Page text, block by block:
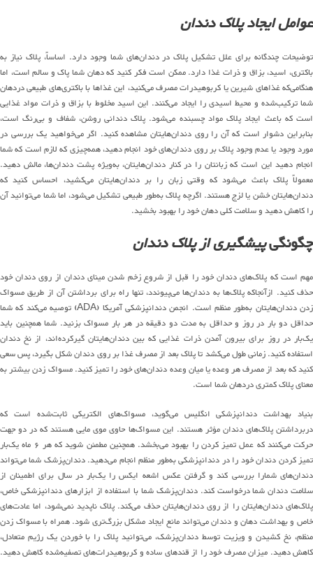
عوامل ایجاد پلاک دندان
توضیحات چندگانه برای علل تشکیل پلاک در دندان‌های شما وجود دارد. اساساً، پلاک نیاز به
باکتری، اسید، بزاق و ذرات غذا دارد. ممکن است فکر کنید که دهان شما پاک و سالم است، اما
هنگامی‌که غذاهای شیرین یا کربوهیدرات مصرف می‌کنید، این غذاها با باکتری‌های طبیعی دردهان
شما ترکیب‌شده و محیط اسیدی را ایجاد می‌کنند. این اسید مخلوط با بزاق و ذرات مواد غذایی
است که باعث ایجاد پلاک مواد چسبنده می‌شود. پلاک دندانی روشن، شفاف و بی‌رنگ است،
بنابراین دشوار است که آن را روی دندان‌هایتان مشاهده کنید. اگر می‌خواهید یک بررسی در
مورد وجود یا عدم وجود پلاک بر روی دندان‌های خود انجام دهید، همه‌چیزی که لازم است که شما
انجام دهید این است که زبانتان را در کنار دندان‌هایتان، به‌ویژه پشت دندان‌ها، مالش دهید.
معمولاً پلاک باعث می‌شود که وقتی زبان را بر دندان‌هایتان می‌کشید، احساس کنید که
دندان‌هایتان خشن یا لزج هستند. اگرچه پلاک به‌طور طبیعی تشکیل می‌شود، اما شما می‌توانید آن
را کاهش دهید و سلامت کلی دهان خود را بهبود بخشید.
چگونگیپیشگیری از پلاک دندان
مهم است که پلاک‌های دندان خود را قبل از شروع زخم شدن مینای دندان از روی دندان خود
حذف کنید. ازآنجاکه پلاک‌ها به دندان‌ها می‌پیوندد، تنها راه برای برداشتن آن از طریق مسواک
زدن دندان‌هایتان به‌طور منظم است. انجمن دندانپزشکی آمریکا (ADA) توصیه می‌کند که شما
حداقل دو بار در روز و حداقل به مدت دو دقیقه در هر بار مسواک بزنید. شما همچنین باید
یک‌بار در روز برای بیرون آمدن ذرات غذایی که بین دندان‌هایتان گیرکرده‌اند، از نخ دندان
استفاده کنید. زمانی طول می‌کشد تا پلاک بعد از مصرف غذا بر روی دندان شکل بگیرد، پس سعی
کنید که بعد از مصرف هر وعده یا میان وعده دندان‌های خود را تمیز کنید. مسواک زدن بیشتر به
معنای پلاک کمتری دردهان شما است.
بنیاد بهداشت دندانپزشکی انگلیس می‌گوید، مسواک‌های الکتریکی ثابت‌شده است که
دربرداشتن پلاک‌های دندان مؤثر هستند. این مسواک‌ها حاوی موی مایی هستند که در دو جهت
حرکت می‌کنند که عمل تمیز کردن را بهبود می‌بخشد. همچنین مطمئن شوید که هر ۶ ماه یک‌بار
تمیز کردن دندان خود را در دندانپزشکی به‌طور منظم انجام می‌دهید. دندان‌پزشک شما می‌تواند
دندان‌های شمارا بررسی کند و گرفتن عکس اشعه ایکس را یک‌بار در سال برای اطمینان از
سلامت دندان شما درخواست کند. دندان‌پزشک شما با استفاده از ابزارهای دندانپزشکی خاص،
پلاک‌های دندان‌هایتان را از روی دندان‌هایتان حذف می‌کند. پلاک ناپدید نمی‌شود، اما عادت‌های
خاص و بهداشت دهان و دندان می‌تواند مانع ایجاد مشکل بزرگ‌تری شود. همراه با مسواک زدن
منظم، نخ کشیدن و ویزیت توسط دندان‌پزشک، می‌توانید پلاک را با خوردن یک رژیم متعادل،
کاهش دهید. میزان مصرف خود را از قندهای ساده و کربوهیدرات‌های تصفیه‌شده کاهش دهید.